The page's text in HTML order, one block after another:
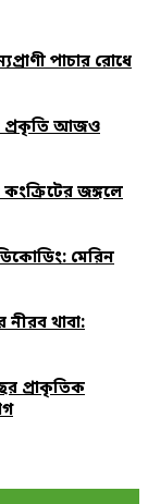
পাচার রোধে
প্রকৃতি আজও
কংক্রিটের জঙ্গলে
মেরিন
নীরব থাবা:
প্রাকৃতিক